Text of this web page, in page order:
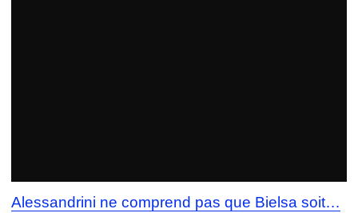
Alessandrini ne comprend pas que Bielsa soit…